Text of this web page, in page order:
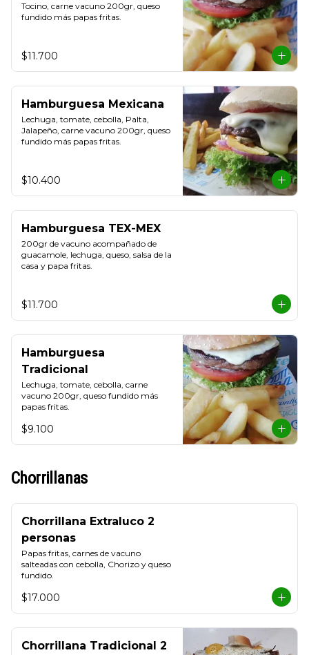
Tocino, carne vacuno 200gr, queso
fundido más papas fritas.
$11.700
Hamburguesa Mexicana
Lechuga, tomate, cebolla, Palta,
Jalapeño, carne vacuno 200gr, queso
fundido más papas fritas.
$10.400
Hamburguesa TEX-MEX
200gr de vacuno acompañado de
guacamole, lechuga, queso, salsa de la
casa y papa fritas.
$11.700
Hamburguesa
Tradicional
Lechuga, tomate, cebolla, carne
vacuno 200gr, queso fundido más
papas fritas.
$9.100
Chorrillanas
Chorrillana Extraluco 2
personas
Papas fritas, carnes de vacuno
salteadas con cebolla, Chorizo y queso
fundido.
$17.000
Chorrillana Tradicional 2